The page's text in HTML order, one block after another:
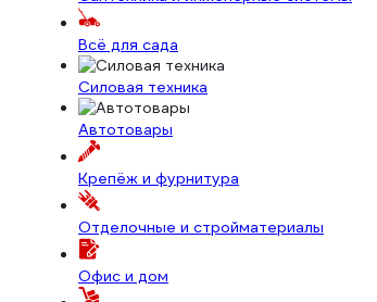
Всё для сада
Силовая техника
Автотовары
Крепёж и фурнитура
Отделочные и стройматериалы
Офис и дом